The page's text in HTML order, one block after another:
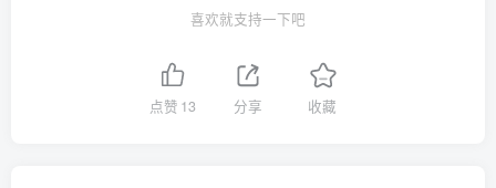
喜欢就支持一下吧
点赞 13 分享 收藏